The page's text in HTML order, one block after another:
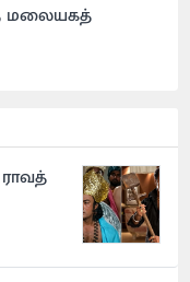
மலையகத்